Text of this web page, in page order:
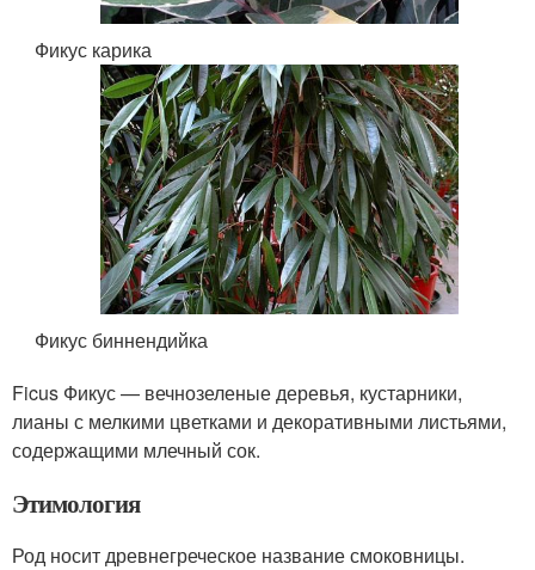
Фикус карика
Фикус биннендийка
Ficus Фикус — вечнозеленые деревья, кустарники,
лианы с мелкими цветками и декоративными листьями,
содержащими млечный сок.
Этимология
Род носит древнегреческое название смоковницы.